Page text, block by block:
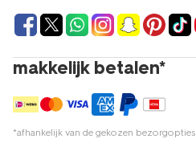
makkelijk betalen*
*afhankelijk van de gekozen bezorgopties